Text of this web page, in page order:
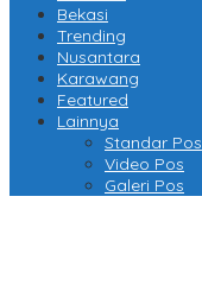
Bekasi
Trending
Nusantara
Karawang
Featured
Lainnya
Standar Pos
Video Pos
Galeri Pos